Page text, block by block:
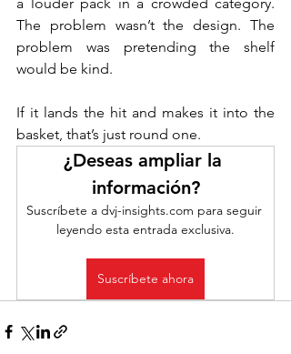
a louder pack in a crowded category.
The problem wasn’t the design. The
problem was pretending the shelf
would be kind.
If it lands the hit and makes it into the
basket, that’s just round one.
¿Deseas ampliar la
información?
Suscríbete a dvj-insights.com para seguir
leyendo esta entrada exclusiva.
Suscríbete ahora